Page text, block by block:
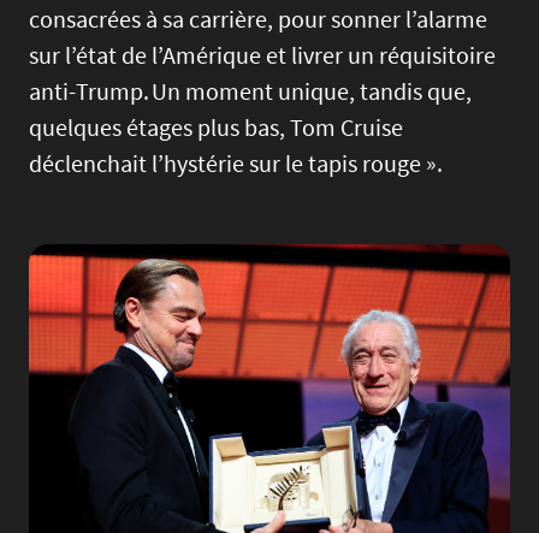
consacrées à sa carrière, pour sonner l’alarme
sur l’état de l’Amérique et livrer un réquisitoire
anti-Trump. Un moment unique, tandis que,
quelques étages plus bas, Tom Cruise
déclenchait l’hystérie sur le tapis rouge ».
Image